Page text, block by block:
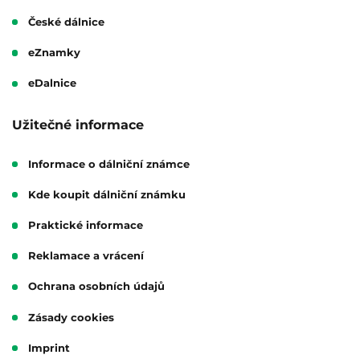
České dálnice
eZnamky
eDalnice
Užitečné informace
Informace o dálniční známce
Kde koupit dálniční známku
Praktické informace
Reklamace a vrácení
Ochrana osobních údajů
Zásady cookies
Imprint